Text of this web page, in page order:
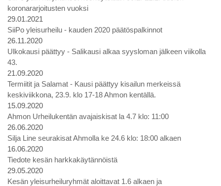
koronararjoitusten vuoksi
29.01.2021
SiiPo yleisurheilu - kauden 2020 päätöspalkinnot
26.11.2020
Ulkokausi päättyy - Salikausi alkaa syysloman jälkeen viikolla
43.
21.09.2020
Termiitit ja Salamat - Kausi päättyy kisailun merkeissä
keskiviikkona, 23.9. klo 17-18 Ahmon kentällä.
15.09.2020
Ahmon Urheilukentän avajaiskisat la 4.7 klo: 11:00
26.06.2020
Silja Line seurakisat Ahmolla ke 24.6 klo: 18:00 alkaen
16.06.2020
Tiedote kesän harkkakäytännöistä
29.05.2020
Kesän yleisurheiluryhmät aloittavat 1.6 alkaen ja